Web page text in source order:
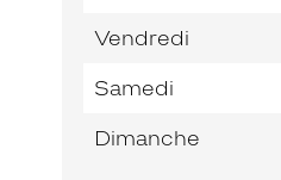
Vendredi
Samedi
Dimanche